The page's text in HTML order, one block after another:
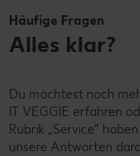
Häufige Fragen
Alles klar?
Du möchtest noch
IT VEGGIE erfahren
Rubrik „Service“
unsere Antworten